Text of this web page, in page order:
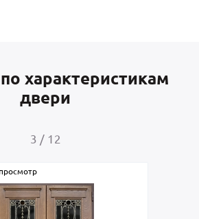
характеристикам
двери
3 / 12